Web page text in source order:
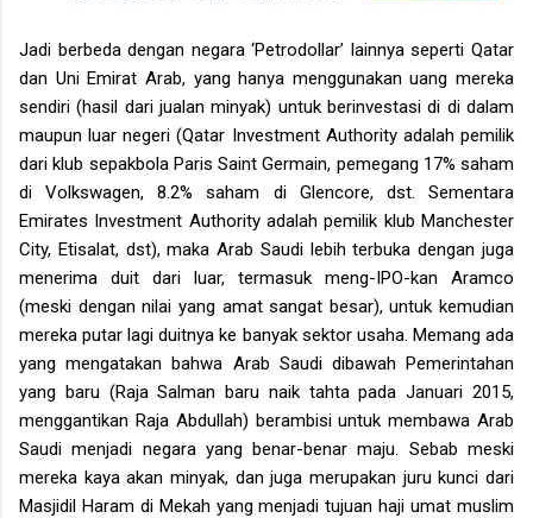
Jadi berbeda dengan negara ‘Petrodollar’ lainnya seperti Qatar
dan Uni Emirat Arab, yang hanya menggunakan uang mereka
sendiri (hasil dari jualan minyak) untuk berinvestasi di di dalam
maupun luar negeri (Qatar Investment Authority adalah pemilik
dari klub sepakbola Paris Saint Germain, pemegang 17% saham
di Volkswagen, 8.2% saham di Glencore, dst. Sementara
Emirates Investment Authority adalah pemilik klub Manchester
City, Etisalat, dst), maka Arab Saudi lebih terbuka dengan juga
menerima duit dari luar, termasuk meng-IPO-kan Aramco
(meski dengan nilai yang amat sangat besar), untuk kemudian
mereka putar lagi duitnya ke banyak sektor usaha. Memang ada
yang mengatakan bahwa Arab Saudi dibawah Pemerintahan
yang baru (Raja Salman baru naik tahta pada Januari 2015,
menggantikan Raja Abdullah) berambisi untuk membawa Arab
Saudi menjadi negara yang benar-benar maju. Sebab meski
mereka kaya akan minyak, dan juga merupakan juru kunci dari
Masjidil Haram di Mekah yang menjadi tujuan haji umat muslim